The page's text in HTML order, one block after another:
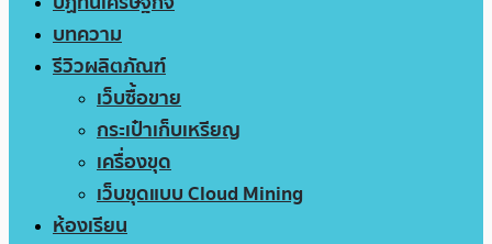
บทความ
รีวิวผลิตภัณฑ์
เว็บซื้อขาย
กระเป๋าเก็บเหรียญ
เครื่องขุด
เว็บขุดแบบ Cloud Mining
ห้องเรียน